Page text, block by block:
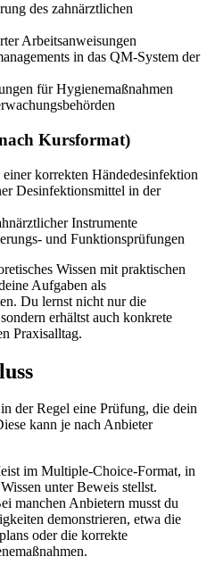
des zahnärztlichen
Arbeitsanweisungen
in das QM-System der
für Hygienemaßnahmen
Kursformat)
korrekten Händedesinfektion
Desinfektionsmittel in der
Instrumente
und Funktionsprüfungen
Wissen mit praktischen
Aufgaben als
Du lernst nicht nur die
erhältst auch konkrete
Praxisalltag.
der Regel eine Prüfung, die dein
kann je nach Anbieter
im Multiple-Choice-Format, in
unter Beweis stellst.
manchen Anbietern musst du
demonstrieren, etwa die
oder die korrekte